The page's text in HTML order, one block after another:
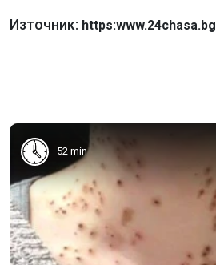
Източник: https:www.24chasa.bg
52 min